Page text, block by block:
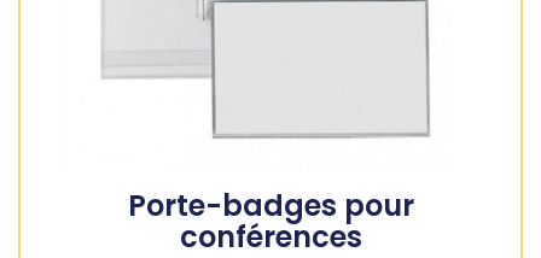
Porte-badges pour
conférences